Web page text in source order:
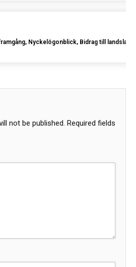
Nyckelögonblick, Bidrag till landslaget
not be published. Required fields